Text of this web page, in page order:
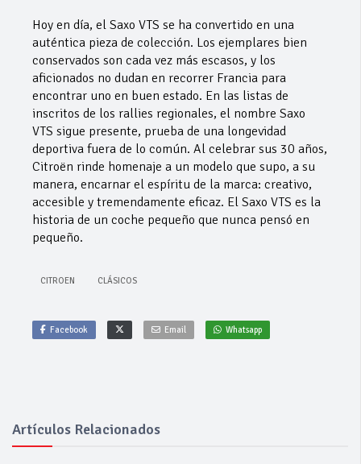
Hoy en día, el Saxo VTS se ha convertido en una
auténtica pieza de colección. Los ejemplares bien
conservados son cada vez más escasos, y los
aficionados no dudan en recorrer Francia para
encontrar uno en buen estado. En las listas de
inscritos de los rallies regionales, el nombre Saxo
VTS sigue presente, prueba de una longevidad
deportiva fuera de lo común. Al celebrar sus 30 años,
Citroën rinde homenaje a un modelo que supo, a su
manera, encarnar el espíritu de la marca: creativo,
accesible y tremendamente eficaz. El Saxo VTS es la
historia de un coche pequeño que nunca pensó en
pequeño.
CITROEN CLÁSICOS
Facebook Email Whatsapp
Artículos Relacionados